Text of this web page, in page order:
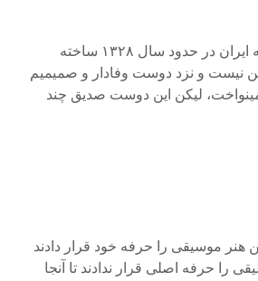
جریان مبارزه ملت ایران علیه بیدادگری بیگانگان نسبت به ایران در حدود سال ۱۳۲۸ ساخته
نیست و نزد دوست وفادار و صمیمیم
لیکن این دوست صدیق چند
هنر موسیقی را حرفه خود قرار دادند
را حرفه اصلی قرار ندادند تا آنجا